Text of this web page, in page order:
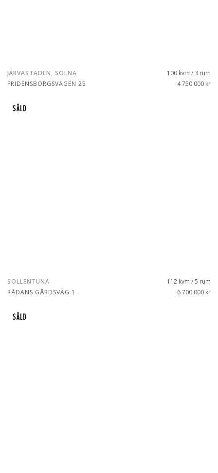
JÄRVASTADEN, SOLNA
FRIDENSBORGSVÄGEN 25
100 kvm / 3 rum
4 750 000 kr
SÅLD
SOLLENTUNA
RÅDANS GÅRDSVÄG 1
112 kvm / 5 rum
6 700 000 kr
SÅLD